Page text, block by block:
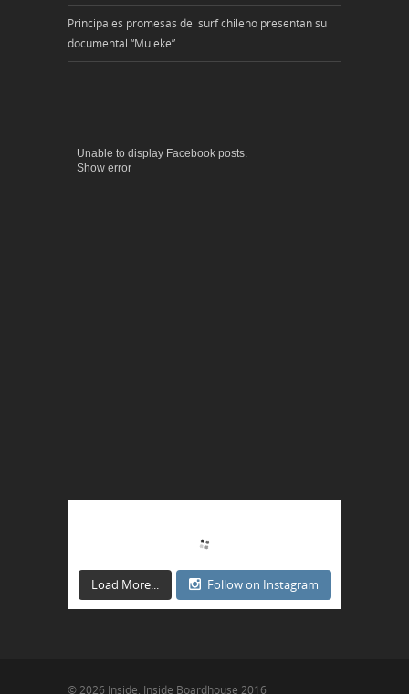
Principales promesas del surf chileno presentan su
documental “Muleke”
Unable to display Facebook posts.
Show error
Load More... Follow on Instagram
© 2026 Inside. Inside Boardhouse 2016